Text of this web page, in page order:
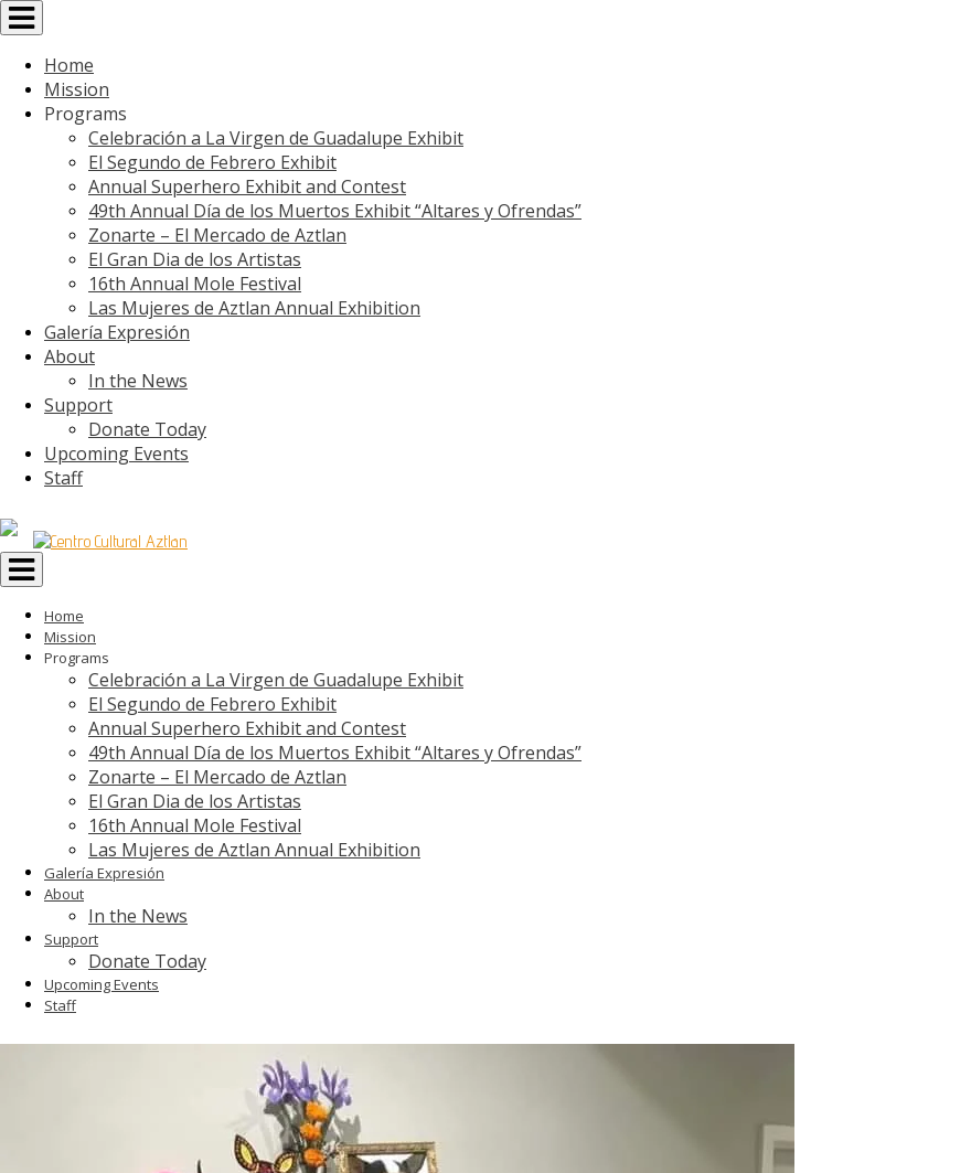
Toggle
navigation
Home
Mission
Programs
Celebración a La Virgen de Guadalupe Exhibit
El Segundo de Febrero Exhibit
Annual Superhero Exhibit and Contest
49th Annual Día de los Muertos Exhibit “Altares y Ofrendas”
Zonarte – El Mercado de Aztlan
El Gran Dia de los Artistas
16th Annual Mole Festival
Las Mujeres de Aztlan Annual Exhibition
Galería Expresión
About
In the News
Support
Donate Today
Upcoming Events
Staff
Toggle
navigation
Home
Mission
Programs
Celebración a La Virgen de Guadalupe Exhibit
El Segundo de Febrero Exhibit
Annual Superhero Exhibit and Contest
49th Annual Día de los Muertos Exhibit “Altares y Ofrendas”
Zonarte – El Mercado de Aztlan
El Gran Dia de los Artistas
16th Annual Mole Festival
Las Mujeres de Aztlan Annual Exhibition
Galería Expresión
About
In the News
Support
Donate Today
Upcoming Events
Staff